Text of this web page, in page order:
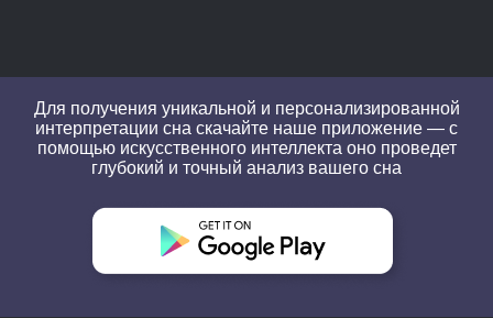
Для получения уникальной и персонализированной
интерпретации сна скачайте наше приложение — с
помощью искусственного интеллекта оно проведет
глубокий и точный анализ вашего сна